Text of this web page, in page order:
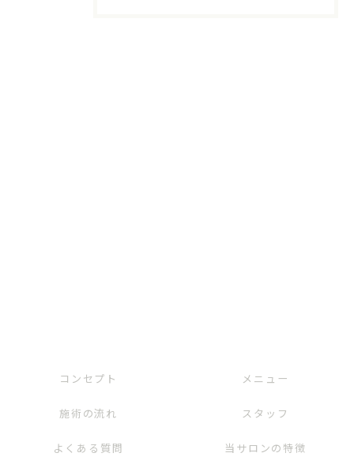
コンセプト メニュー
施術の流れ スタッフ
よくある質問 当サロンの特徴